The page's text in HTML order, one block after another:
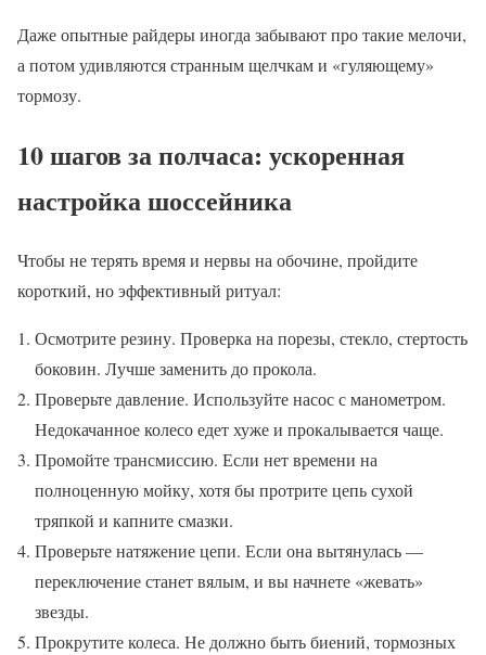
Даже опытные райдеры иногда забывают про такие мелочи,
а потом удивляются странным щелчкам и «гуляющему»
тормозу.
10 шагов за полчаса: ускоренная
настройка шоссейника
Чтобы не терять время и нервы на обочине, пройдите
короткий, но эффективный ритуал:
Осмотрите резину. Проверка на порезы, стекло, стертость
боковин. Лучше заменить до прокола.
Проверьте давление. Используйте насос с манометром.
Недокачанное колесо едет хуже и прокалывается чаще.
Промойте трансмиссию. Если нет времени на
полноценную мойку, хотя бы протрите цепь сухой
тряпкой и капните смазки.
Проверьте натяжение цепи. Если она вытянулась —
переключение станет вялым, и вы начнете «жевать»
звезды.
Прокрутите колеса. Не должно быть биений, тормозных